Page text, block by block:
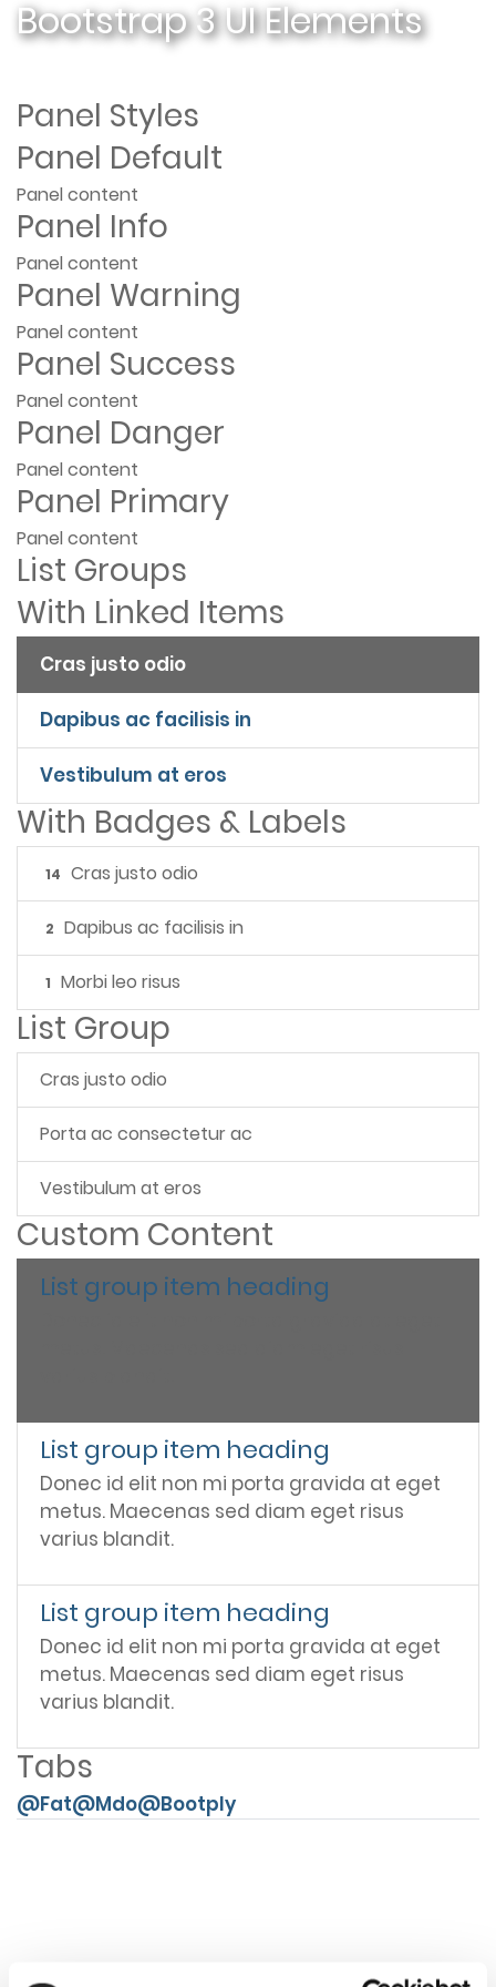
Bootstrap 3 UI Elements
Panel Styles
Panel Default
Panel content
Panel Info
Panel content
Panel Warning
Panel content
Panel Success
Panel content
Panel Danger
Panel content
Panel Primary
Panel content
List Groups
With Linked Items
Cras justo odio
Dapibus ac facilisis in
Vestibulum at eros
With Badges & Labels
14 Cras justo odio
2 Dapibus ac facilisis in
1 Morbi leo risus
List Group
Cras justo odio
Porta ac consectetur ac
Vestibulum at eros
Custom Content
List group item heading
List group item heading
Donec id elit non mi porta gravida at eget
metus. Maecenas sed diam eget risus
varius blandit.
List group item heading
Donec id elit non mi porta gravida at eget
metus. Maecenas sed diam eget risus
varius blandit.
Tabs
@Fat@Mdo@Bootply